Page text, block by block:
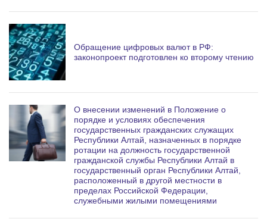
Обращение цифровых валют в РФ:
законопроект подготовлен ко второму чтению
О внесении изменений в Положение о
порядке и условиях обеспечения
государственных гражданских служащих
Республики Алтай, назначенных в порядке
ротации на должность государственной
гражданской службы Республики Алтай в
государственный орган Республики Алтай,
расположенный в другой местности в
пределах Российской Федерации,
служебными жилыми помещениями